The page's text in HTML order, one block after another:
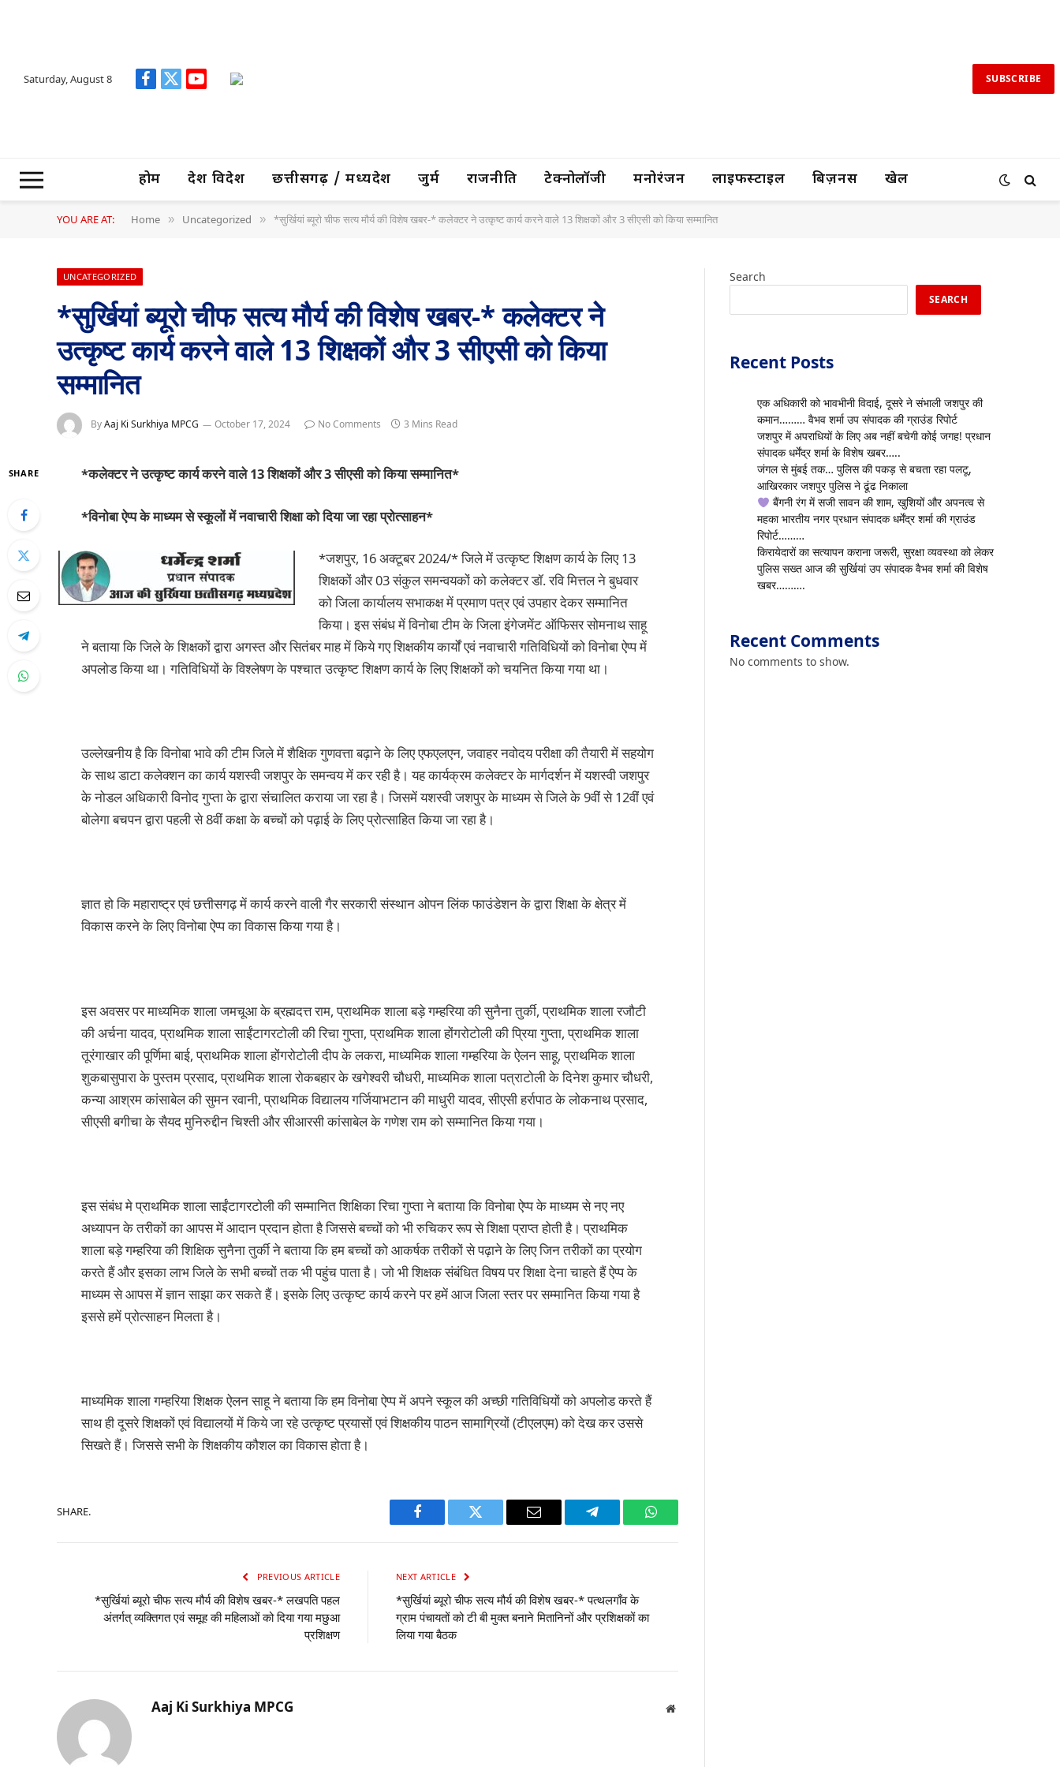
Saturday, August 8 Facebook
X
YouTube SUBSCRIBE
होम देश विदेश छत्तीसगढ़ / मध्यप्रदेश जुर्म राजनीति टेक्नोलॉजी मनोरंजन लाइफस्टाइल बिज़नस खेल
YOU ARE AT: Home » Uncategorized » *सुर्खियां ब्यूरो चीफ सत्य मौर्य की विशेष खबर-* कलेक्टर ने उत्कृष्ट कार्य करने वाले 13 शिक्षकों और 3 सीएसी को किया सम्मानित
UNCATEGORIZED
*सुर्खियां ब्यूरो चीफ सत्य मौर्य की विशेष खबर-* कलेक्टर ने
उत्कृष्ट कार्य करने वाले 13 शिक्षकों और 3 सीएसी को किया
सम्मानित
ByAaj Ki Surkhiya MPCG October 17, 2024 No Comments 3 Mins Read
SHARE *कलेक्टर ने उत्कृष्ट कार्य करने वाले 13 शिक्षकों और 3 सीएसी को किया सम्मानित*
*विनोबा ऐप्प के माध्यम से स्कूलों में नवाचारी शिक्षा को दिया जा रहा प्रोत्साहन*
*जशपुर, 16 अक्टूबर 2024/* जिले में उत्कृष्ट शिक्षण कार्य के लिए 13
शिक्षकों और 03 संकुल समन्वयकों को कलेक्टर डॉ. रवि मित्तल ने बुधवार
को जिला कार्यालय सभाकक्ष में प्रमाण पत्र एवं उपहार देकर सम्मानित
किया। इस संबंध में विनोबा टीम के जिला इंगेजमेंट ऑफिसर सोमनाथ साहू
ने बताया कि जिले के शिक्षकों द्वारा अगस्त और सितंबर माह में किये गए शिक्षकीय कार्यों एवं नवाचारी गतिविधियों को विनोबा ऐप्प में
अपलोड किया था। गतिविधियों के विश्लेषण के पश्चात उत्कृष्ट शिक्षण कार्य के लिए शिक्षकों को चयनित किया गया था।
उल्लेखनीय है कि विनोबा भावे की टीम जिले में शैक्षिक गुणवत्ता बढ़ाने के लिए एफएलएन, जवाहर नवोदय परीक्षा की तैयारी में सहयोग
के साथ डाटा कलेक्शन का कार्य यशस्वी जशपुर के समन्वय में कर रही है। यह कार्यक्रम कलेक्टर के मार्गदर्शन में यशस्वी जशपुर
के नोडल अधिकारी विनोद गुप्ता के द्वारा संचालित कराया जा रहा है। जिसमें यशस्वी जशपुर के माध्यम से जिले के 9वीं से 12वीं एवं
बोलेगा बचपन द्वारा पहली से 8वीं कक्षा के बच्चों को पढ़ाई के लिए प्रोत्साहित किया जा रहा है।
ज्ञात हो कि महाराष्ट्र एवं छत्तीसगढ़ में कार्य करने वाली गैर सरकारी संस्थान ओपन लिंक फाउंडेशन के द्वारा शिक्षा के क्षेत्र में
विकास करने के लिए विनोबा ऐप्प का विकास किया गया है।
इस अवसर पर माध्यमिक शाला जमचूआ के ब्रह्मदत्त राम, प्राथमिक शाला बड़े गम्हरिया की सुनैना तुर्की, प्राथमिक शाला रजौटी
की अर्चना यादव, प्राथमिक शाला साईंटागरटोली की रिचा गुप्ता, प्राथमिक शाला होंगरोटोली की प्रिया गुप्ता, प्राथमिक शाला
तूरंगाखार की पूर्णिमा बाई, प्राथमिक शाला होंगरोटोली दीप के लकरा, माध्यमिक शाला गम्हरिया के ऐलन साहू, प्राथमिक शाला
शुकबासुपारा के पुस्तम प्रसाद, प्राथमिक शाला रोकबहार के खगेश्वरी चौधरी, माध्यमिक शाला पत्राटोली के दिनेश कुमार चौधरी,
कन्या आश्रम कांसाबेल की सुमन रवानी, प्राथमिक विद्यालय गर्जियाभटान की माधुरी यादव, सीएसी हर्रापाठ के लोकनाथ प्रसाद,
सीएसी बगीचा के सैयद मुनिरुद्दीन चिश्ती और सीआरसी कांसाबेल के गणेश राम को सम्मानित किया गया।
इस संबंध मे प्राथमिक शाला साईंटागरटोली की सम्मानित शिक्षिका रिचा गुप्ता ने बताया कि विनोबा ऐप्प के माध्यम से नए नए
अध्यापन के तरीकों का आपस में आदान प्रदान होता है जिससे बच्चों को भी रुचिकर रूप से शिक्षा प्राप्त होती है। प्राथमिक
शाला बड़े गम्हरिया की शिक्षिक सुनैना तुर्की ने बताया कि हम बच्चों को आकर्षक तरीकों से पढ़ाने के लिए जिन तरीकों का प्रयोग
करते हैं और इसका लाभ जिले के सभी बच्चों तक भी पहुंच पाता है। जो भी शिक्षक संबंधित विषय पर शिक्षा देना चाहते हैं ऐप्प के
माध्यम से आपस में ज्ञान साझा कर सकते हैं। इसके लिए उत्कृष्ट कार्य करने पर हमें आज जिला स्तर पर सम्मानित किया गया है
इससे हमें प्रोत्साहन मिलता है।
माध्यमिक शाला गम्हरिया शिक्षक ऐलन साहू ने बताया कि हम विनोबा ऐप्प में अपने स्कूल की अच्छी गतिविधियों को अपलोड करते हैं
साथ ही दूसरे शिक्षकों एवं विद्यालयों में किये जा रहे उत्कृष्ट प्रयासों एवं शिक्षकीय पाठन सामाग्रियों (टीएलएम) को देख कर उससे
सिखते हैं। जिससे सभी के शिक्षकीय कौशल का विकास होता है।
SHARE.
Facebook Twitter Email Telegram WhatsApp
PREVIOUS ARTICLE
*सुर्खियां ब्यूरो चीफ सत्य मौर्य की विशेष खबर-* लखपति पहल
अंतर्गत् व्यक्तिगत एवं समूह की महिलाओं को दिया गया मछुआ
प्रशिक्षण
NEXT ARTICLE
*सुर्खियां ब्यूरो चीफ सत्य मौर्य की विशेष खबर-* पत्थलगाँव के
ग्राम पंचायतों को टी बी मुक्त बनाने मितानिनों और प्रशिक्षकों का
लिया गया बैठक
Aaj Ki Surkhiya MPCG Website
Search
SEARCH
Recent Posts
एक अधिकारी को भावभीनी विदाई, दूसरे ने संभाली जशपुर की
कमान……… वैभव शर्मा उप संपादक की ग्राउंड रिपोर्ट
जशपुर में अपराधियों के लिए अब नहीं बचेगी कोई जगह! प्रधान
संपादक धर्मेंद्र शर्मा के विशेष खबर…..
जंगल से मुंबई तक… पुलिस की पकड़ से बचता रहा पलटू,
आखिरकार जशपुर पुलिस ने ढूंढ निकाला
बैंगनी रंग में सजी सावन की शाम, खुशियों और अपनत्व से
महका भारतीय नगर प्रधान संपादक धर्मेंद्र शर्मा की ग्राउंड
रिपोर्ट………
किरायेदारों का सत्यापन कराना जरूरी, सुरक्षा व्यवस्था को लेकर
पुलिस सख्त आज की सुर्खियां उप संपादक वैभव शर्मा की विशेष
खबर……….
Recent Comments
No comments to show.